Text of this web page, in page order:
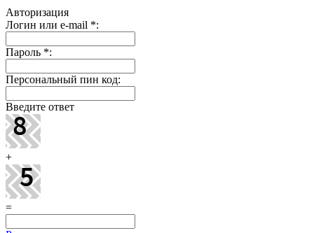
Авторизация
Логин или e-mail *:
Пароль *:
Персональный пин код:
Введите ответ
+
=